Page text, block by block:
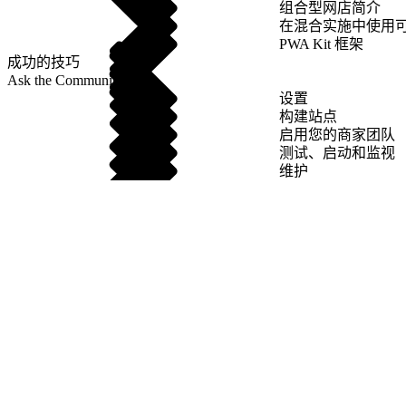
组合型网店简介
在混合实施中使用
PWA Kit 框架
成功的技巧
Ask the Community
设置
构建站点
启用您的商家团队
测试、启动和监视
维护